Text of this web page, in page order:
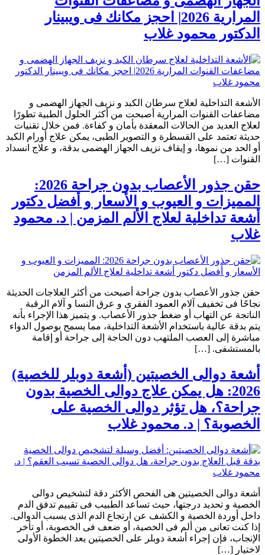
المرارية 2026| احجز مكانك فى ويبينار
الدكتور محمود غلاب
الأشعة التداخلية لعلاج سرطان الكبد و نزيف الجهاز الهضمى و
مضاعفات القنوات المرارية أصبحت من أكثر الحلول الطبية تطورًا
لعلاج العديد من الحالات المعقدة بأمان و كفاءة. فمن خلال تقنيات
حديثة تعتمد على القسطرة و التصوير الطبى، يمكن علاج أورام الكبد
أو الحد من نموها، و إيقاف نزيف الجهاز الهضمى بدقة، و علاج انسداد
القنوات […]
حقن جذور الأعصاب بدون جراحة 2026:
المميزات و العيوب و الأسعار و أفضل دكتور
أشعة تداخلية لعلاج الألم المزمن | د. محمود
غلاب
حقن جذور الأعصاب بدون جراحة أصبحت من أكثر العلاجات الحديثة
نجاحًا فى تخفيف آلام العمود الفقرى و عرق النسا و آلام الرقبة
الناتجة عن التهاب أو ضغط جذور الأعصاب. و يتميز هذا الإجراء بأنه
يتم بدقة عالية باستخدام الأشعة التداخلية، مما يسمح بوصول الدواء
مباشرة إلى العصب الملتهب دون الحاجة إلى جراحة أو إقامة
بالمستشفى. […]
أشعة دوالى الخصيتين (أشعة دوبلر للخصية)
2026: هل يمكن علاج دوالى الخصية بدون
جراحة؟، هل تؤثر دوالى الخصية على
الخصوبة؟ | د. محمود غلاب
أشعة دوالى الخصيتين هى الفحص الأكثر دقة لتشخيص دوالى
الخصية و تحديد درجتها، حيث تساعد الطبيب فى تقييم تدفق الدم
داخل أوردة الخصية و الكشف عن ارتجاع الدم الذى يسبب الدوالى.
إذا كنت تعانى من ألم فى الخصية، أو ضعف فى الخصوبة، أو تأخر
الإنجاب، فإن إجراء أشعة دوبلر على الخصيتين يعد الخطوة الأولى
لاختيار […]